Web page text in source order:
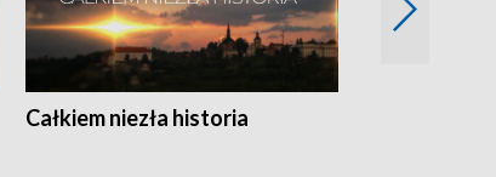
Całkiem niezła historia